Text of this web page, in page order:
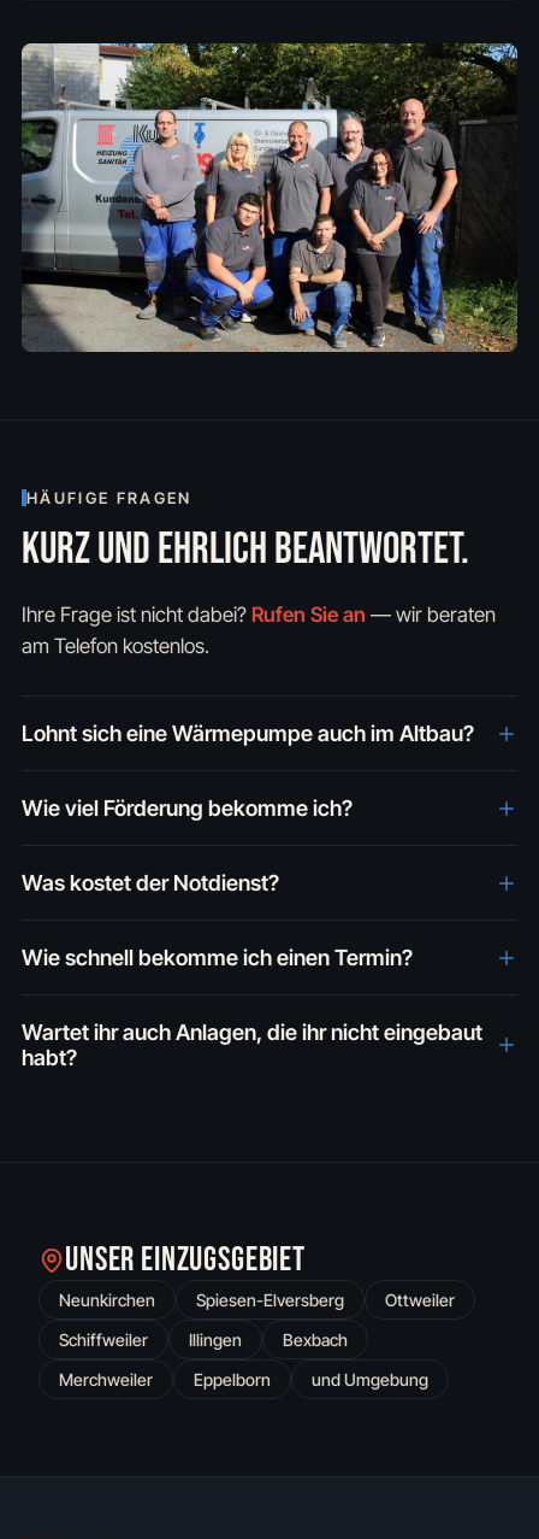
HÄUFIGE FRAGEN
KURZ UND EHRLICH BEANTWORTET.
Ihre Frage ist nicht dabei? Rufen Sie an — wir beraten
am Telefon kostenlos.
Lohnt sich eine Wärmepumpe auch im Altbau?
Wie viel Förderung bekomme ich?
Was kostet der Notdienst?
Wie schnell bekomme ich einen Termin?
Wartet ihr auch Anlagen, die ihr nicht eingebaut
habt?
UNSER EINZUGSGEBIET
Neunkirchen Spiesen-Elversberg
Ottweiler
Schiffweiler
Illingen
Bexbach
Merchweiler
Eppelborn und Umgebung